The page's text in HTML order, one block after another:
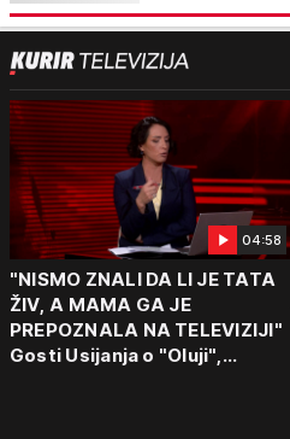
04:58
"NISMO ZNALI DA LI JE TATA
ŽIV, A MAMA GA JE
PREPOZNALA NA TELEVIZIJI"
Gosti Usijanja o "Oluji",